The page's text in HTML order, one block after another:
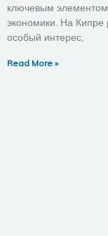
ключевым
экономики. На Кипре
особый интерес,
Read More »